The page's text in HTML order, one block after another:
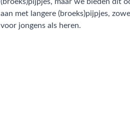
aan met langere (broeks)pijpjes,
voor jongens als heren.